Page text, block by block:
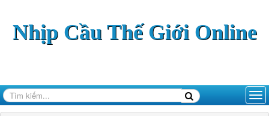
Nhịp Cầu Thế Giới Online